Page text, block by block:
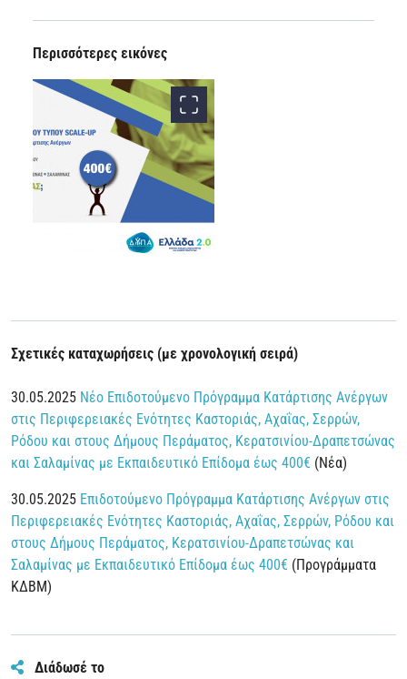
Περισσότερες εικόνες
Σχετικές καταχωρήσεις (με χρονολογική σειρά)
30.05.2025 Νέο Επιδοτούμενο Πρόγραμμα Κατάρτισης Ανέργων
στις Περιφερειακές Ενότητες Καστοριάς, Αχαΐας, Σερρών,
Ρόδου και στους Δήμους Περάματος, Κερατσινίου-Δραπετσώνας
και Σαλαμίνας με Εκπαιδευτικό Επίδομα έως 400€ (Νέα)
30.05.2025 Επιδοτούμενο Πρόγραμμα Κατάρτισης Ανέργων στις
Περιφερειακές Ενότητες Καστοριάς, Αχαΐας, Σερρών, Ρόδου και
στους Δήμους Περάματος, Κερατσινίου-Δραπετσώνας και
Σαλαμίνας με Εκπαιδευτικό Επίδομα έως 400€ (Προγράμματα
ΚΔΒΜ)
Διάδωσέ το